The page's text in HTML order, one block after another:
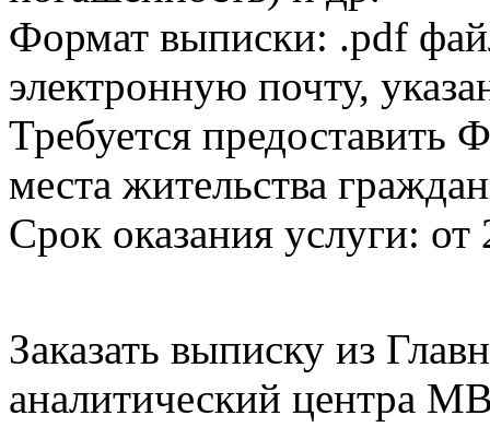
Формат выписки: .pdf
электронную почту,
Требуется
места жительства
Срок оказания услуги: от
Заказать выписку из
аналитический центра